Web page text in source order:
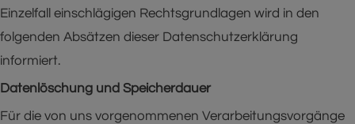
Einzelfall einschlägigen Rechtsgrundlagen wird in den
folgenden Absätzen dieser Datenschutzerklärung
informiert.
Datenlöschung und Speicherdauer
Für die von uns vorgenommenen Verarbeitungsvorgänge